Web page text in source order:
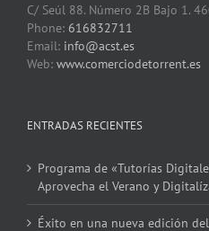
C/ Seúl 88. Número 2B Bajo 1.
Phone: 616832711
Email: info@acst.es
Web: www.comerciodetorrent.es
ENTRADAS RECIENTES
Programa de «Tutorías
Aprovecha el Verano y
Éxito en una nueva edición